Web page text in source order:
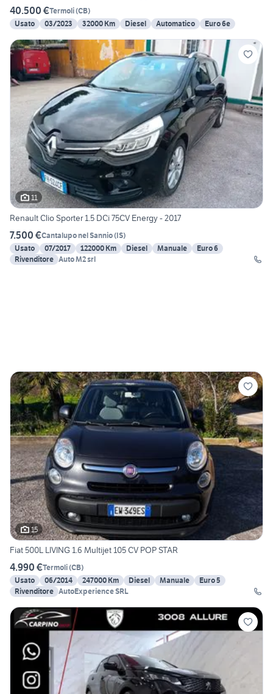
40.500 €Termoli(CB)
Usato
03/2023 32000 Km Diesel Automatico Euro 6e
11
Renault Clio Sporter 1.5 DCi 75CV Energy - 2017
7.500 €Cantalupo nel Sannio(IS)
Usato
07/2017 122000 Km Diesel Manuale
Euro 6
Rivenditore Auto M2 srl
15
Fiat 500L LIVING 1.6 Multijet 105 CV POP STAR
4.990 €Termoli(CB)
Usato
06/2014 247000 Km Diesel Manuale
Euro 5
Rivenditore AutoExperience SRL